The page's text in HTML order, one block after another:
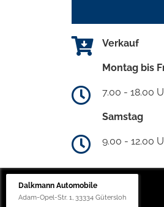
Verkauf
Montag bis
7.00 - 18.00
Samstag
9.00 - 12.00
Dalkmann Automobile
Adam-Opel-Str. 1, 33334 Gütersloh